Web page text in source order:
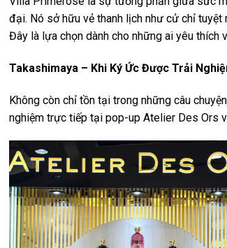
đại. Nó sở hữu vẻ thanh lịch như cử chỉ
Đây là lựa chọn dành cho những ai yêu thích
Takashimaya – Khi Ký Ức Được Trải
Không còn chỉ tồn tại trong những câu
nghiệm trực tiếp tại pop-up Atelier Des Ors